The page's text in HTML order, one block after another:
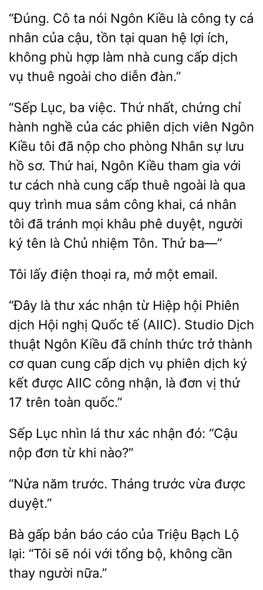
“Đúng. Cô ta nói Ngôn Kiều là công ty cá
nhân của cậu, tồn tại quan hệ
ích,
phù hợp
nhà cung cấp dịch
vụ thuê ngoài cho diễn đàn.”
Lục, ba việc. Thứ nhất, chứng chỉ
hành nghề của các phiên dịch viên Ngôn
Kiều tôi đã nộp cho phòng Nhân sự lưu
sơ. Thứ hai, Ngôn Kiều tham gia với
tư cách nhà cung cấp thuê ngoài là qua
quy trình mua sắm công khai, cá nhân
tôi đã tránh mọi khâu phê duyệt, người
ký tên
Chủ nhiệm Tôn. Thứ ba—”
Tôi điện thoại mở một
“Đây là thư xác nhận từ Hiệp hội Phiên
dịch Hội nghị Quốc tế (AIIC). Studio Dịch
thuật Ngôn Kiều đã chính thức trở thành
cơ
cung
vụ phiên dịch ký
kết được AIIC công nhận, là đơn vị thứ
17 trên toàn quốc.”
Sếp Lục
lá thư xác nhận đó: “Cậu
đơn từ khi
năm trước. Tháng vừa được
Bà gấp báo
của Triệu Bạch
lại: “Tôi sẽ nói với tổng bộ, không cần
thay người nữa.”